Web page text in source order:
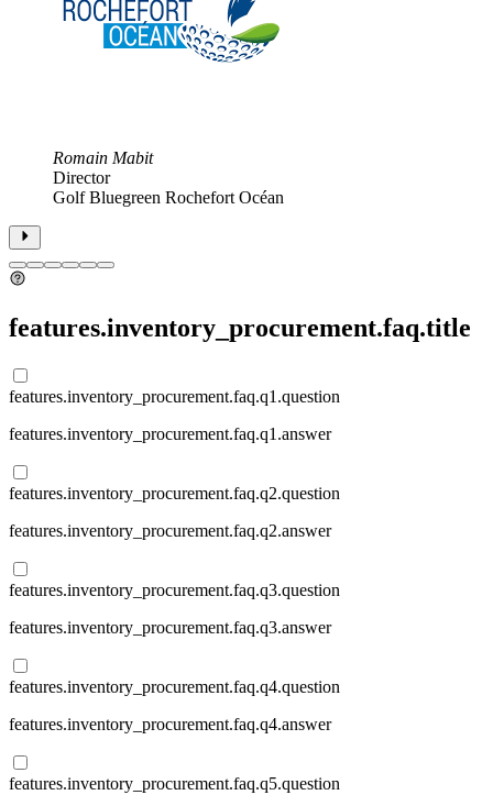
features.inventory_procurement.faq.title
features.inventory_procurement.faq.q1.question
features.inventory_procurement.faq.q1.answer
features.inventory_procurement.faq.q2.question
features.inventory_procurement.faq.q2.answer
features.inventory_procurement.faq.q3.question
features.inventory_procurement.faq.q3.answer
features.inventory_procurement.faq.q4.question
features.inventory_procurement.faq.q4.answer
features.inventory_procurement.faq.q5.question